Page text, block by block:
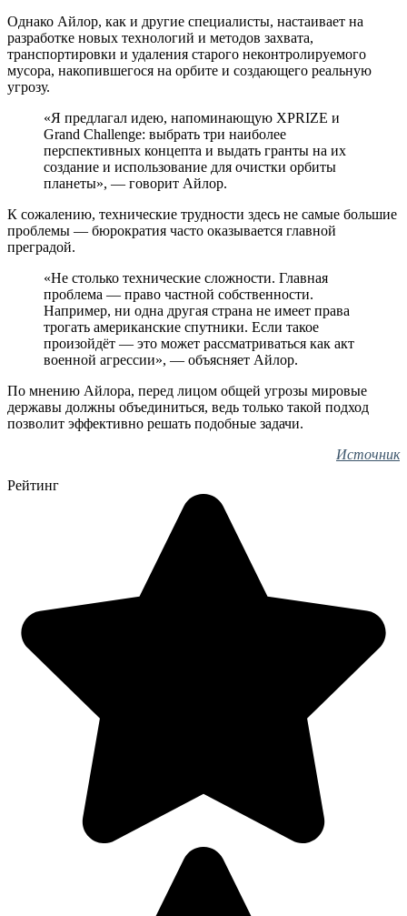
Однако Айлор, как и другие специалисты, настаивает на
разработке новых технологий и методов захвата,
транспортировки и удаления старого неконтролируемого
мусора, накопившегося на орбите и создающего реальную
угрозу.
«Я предлагал идею, напоминающую XPRIZE и
Grand Challenge: выбрать три наиболее
перспективных концепта и выдать гранты на их
создание и использование для очистки орбиты
планеты», — говорит Айлор.
К сожалению, технические трудности здесь не самые большие
проблемы — бюрократия часто оказывается главной
преградой.
«Не столько технические сложности. Главная
проблема — право частной собственности.
Например, ни одна другая страна не имеет права
трогать американские спутники. Если такое
произойдёт — это может рассматриваться как акт
военной агрессии», — объясняет Айлор.
По мнению Айлора, перед лицом общей угрозы мировые
державы должны объединиться, ведь только такой подход
позволит эффективно решать подобные задачи.
Источник
Рейтинг